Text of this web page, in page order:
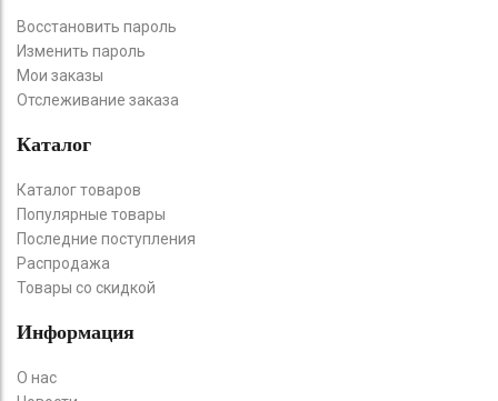
Восстановить пароль
Изменить пароль
Мои заказы
Отслеживание заказа
Каталог
Каталог товаров
Популярные товары
Последние поступления
Распродажа
Товары со скидкой
Информация
О нас